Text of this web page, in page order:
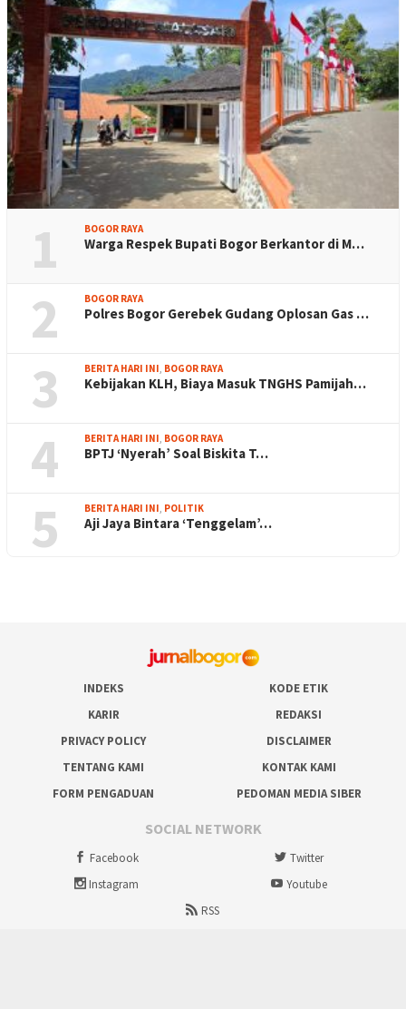
1 BOGOR RAYA
Warga Respek Bupati Bogor Berkantor di M…
2 BOGOR RAYA
Polres Bogor Gerebek Gudang Oplosan Gas …
3 BERITA HARI INI, BOGOR RAYA
Kebijakan KLH, Biaya Masuk TNGHS Pamijah…
4 BERITA HARI INI, BOGOR RAYA
BPTJ ‘Nyerah’ Soal Biskita T…
5 BERITA HARI INI, POLITIK
Aji Jaya Bintara ‘Tenggelam’…
INDEKS
KODE ETIK
KARIR
REDAKSI
PRIVACY POLICY
DISCLAIMER
TENTANG KAMI
KONTAK KAMI
FORM PENGADUAN
PEDOMAN MEDIA SIBER
SOCIAL NETWORK
Facebook
Twitter
Instagram
Youtube
RSS